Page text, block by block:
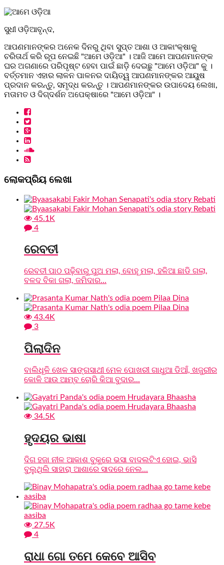
ସୁଧୀ ଓଡ଼ିଆବୃନ୍ଦ,
ଆପଣମାନଙ୍କର ଅନେକ ଦିନରୁ ଥିବା ସୁପ୍ତ ଆଶା ଓ ଆକାଂକ୍ଷାକୁ
ଚରିତାର୍ଥ କରି ରୂପ ନେଇଛି "ଆମେ ଓଡ଼ିଆ" । ଆଜି ଆମେ ଆପଣମାନଙ୍କ
ଘର ଅଗଣାରେ ପରିପୃଷ୍ଟ ହେବା ପାଇଁ ଛାଡ଼ି ଦେଇଛୁ "ଆମେ ଓଡ଼ିଆ" କୁ ।
ବର୍ତ୍ତମାନ ଏହାର ଲାଳନ ପାଳନର ଦାୟିତ୍ୱ ଆପଣମାନଙ୍କର ଆୟୁଷ
ପ୍ରଦାନ କରନ୍ତୁ, ସମୃଦ୍ଧ କରନ୍ତୁ । ଆପଣମାନଙ୍କର ଉପାଦେୟ ଲେଖା,
ମତାମତ ଓ ଦିଗ୍ଦର୍ଶନ ଅପେକ୍ଷାରେ "ଆମେ ଓଡ଼ିଆ" ।
ଲୋକପ୍ରିୟ ଲେଖା
45.1K
4
ରେବତୀ
ରେବତୀ ପାଠ ପଢ଼ିବାରୁ ପୁଅ ମଲା, ବୋହୂ ମଲା, ହଳିଆ ଛାଡି ଗଲା,
ବଳଦ ବିକା ଗଲା, ଜମିଦାର...
43.4K
3
ପିଲାଦିନ
ବାଲିଧୂଳି ଖେଳ ସାଙ୍ଗସାଥୀ ମେଳ ପୋଖରୀ ଗାଧୁଆ ଡିଆଁ, ଖଜୁରୀର
କୋଳି ଆଉ ଆମ୍ବ ଚୋରି କିଆ ବୁଦାର...
34.5K
ହୃଦୟର ଭାଷା
ଦିଗ ହଜା ନୀଳ ଆକାଶ ବୁକୁରେ ଭସା ବାଦଲଟିଏ ହୋଇ, ଭାସି
ବୁଲୁଥିଲି ସାହାରା ଆଶାରେ ସାଦରେ ନେଲ...
27.5K
4
ରାଧା ଗୋ ତମେ କେବେ ଆସିବ